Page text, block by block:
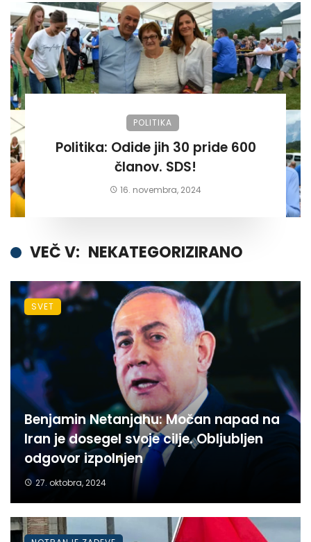
POLITIKA
Politika: Odide jih 30 pride 600
članov. SDS!
16. novembra, 2024
VEČ V: NEKATEGORIZIRANO
Benjamin Netanjahu: Močan napad na
Iran je dosegel svoje cilje. Obljubljen
odgovor izpolnjen
27. oktobra, 2024
SVET